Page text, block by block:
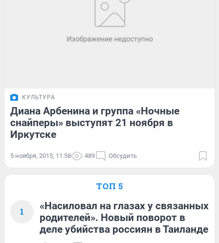
КУЛЬТУРА
Диана Арбенина и группа «Ночные
снайперы» выступят 21 ноября в
Иркутске
5 ноября, 2015, 11:58 489 Обсудить
ТОП 5
1
«Насиловал на глазах у связанных
родителей». Новый поворот в
деле убийства россиян в Таиланде